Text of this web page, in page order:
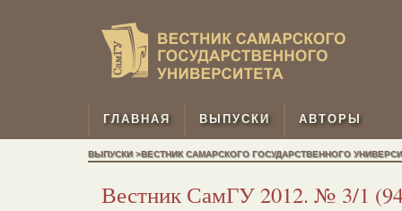
ГЛАВНАЯ ВЫПУСКИ АВТОРЫ
ВЫПУСКИ >ВЕСТНИК САМАРСКОГО ГОСУДАРСТВЕННОГО
Вестник СамГУ 2012. № 3/1